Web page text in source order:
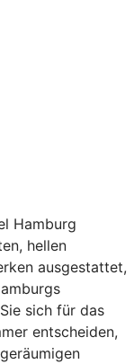
Hamburg
hellen
ausgestattet,
sich für das
entscheiden,